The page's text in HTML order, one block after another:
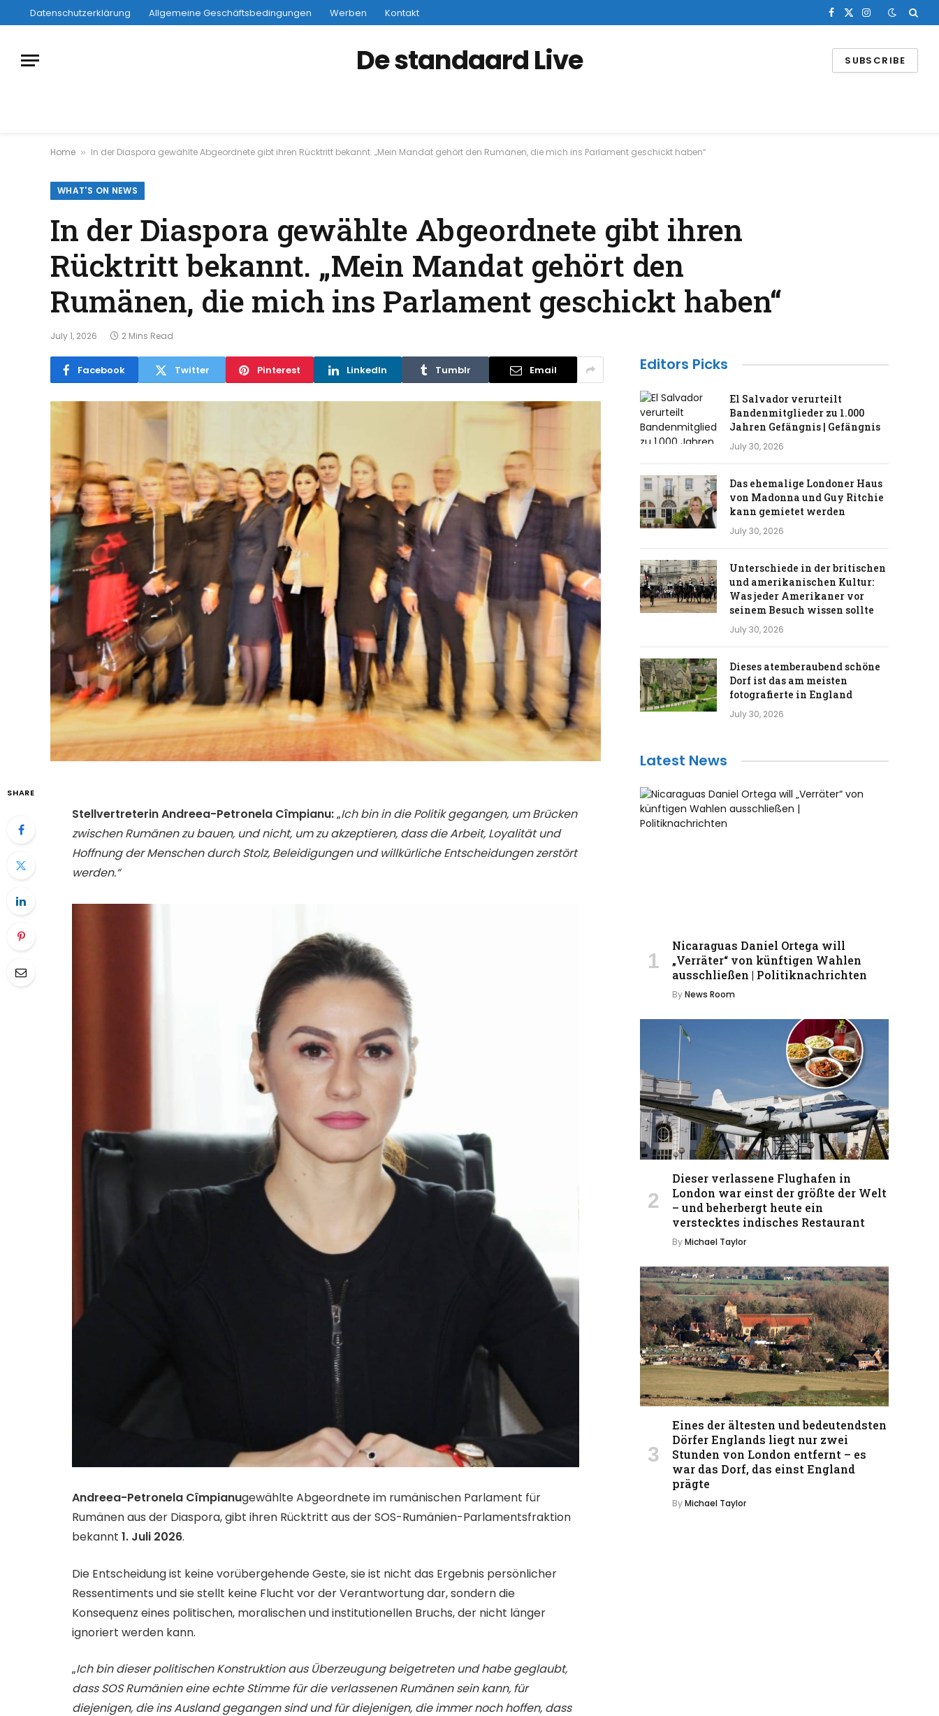
Datenschutzerklärung Allgemeine Geschäftsbedingungen Werben Kontakt Facebook
X
Instagram
De standaard Live SUBSCRIBE
Home » In der Diaspora gewählte Abgeordnete gibt ihren Rücktritt bekannt. „Mein Mandat gehört den Rumänen, die mich ins Parlament geschickt haben“
WHAT'S ON NEWS
In der Diaspora gewählte Abgeordnete gibt ihren
Rücktritt bekannt. „Mein Mandat gehört den
Rumänen, die mich ins Parlament geschickt haben“
July 1, 2026 2 Mins Read
Facebook Twitter Pinterest LinkedIn Tumblr Email
SHARE
Stellvertreterin Andreea-Petronela Cîmpianu:„Ich bin in die Politik gegangen, um Brücken
zwischen Rumänen zu bauen, und nicht, um zu akzeptieren, dass die Arbeit, Loyalität und
Hoffnung der Menschen durch Stolz, Beleidigungen und willkürliche Entscheidungen zerstört
werden.“
Andreea-Petronela Cîmpianugewählte Abgeordnete im rumänischen Parlament für
Rumänen aus der Diaspora, gibt ihren Rücktritt aus der SOS-Rumänien-Parlamentsfraktion
bekannt 1. Juli 2026.
Die Entscheidung ist keine vorübergehende Geste, sie ist nicht das Ergebnis persönlicher
Ressentiments und sie stellt keine Flucht vor der Verantwortung dar, sondern die
Konsequenz eines politischen, moralischen und institutionellen Bruchs, der nicht länger
ignoriert werden kann.
„Ich bin dieser politischen Konstruktion aus Überzeugung beigetreten und habe geglaubt,
dass SOS Rumänien eine echte Stimme für die verlassenen Rumänen sein kann, für
diejenigen, die ins Ausland gegangen sind und für diejenigen, die immer noch hoffen, dass
Editors Picks
El Salvador verurteilt
Bandenmitglieder zu 1.000
Jahren Gefängnis | Gefängnis
July 30, 2026
Das ehemalige Londoner Haus
von Madonna und Guy Ritchie
kann gemietet werden
July 30, 2026
Unterschiede in der britischen
und amerikanischen Kultur:
Was jeder Amerikaner vor
seinem Besuch wissen sollte
July 30, 2026
Dieses atemberaubend schöne
Dorf ist das am meisten
fotografierte in England
July 30, 2026
Latest News
Nicaraguas Daniel Ortega will
„Verräter“ von künftigen Wahlen
ausschließen | Politiknachrichten
ByNews Room
Dieser verlassene Flughafen in
London war einst der größte der Welt
– und beherbergt heute ein
verstecktes indisches Restaurant
ByMichael Taylor
Eines der ältesten und bedeutendsten
Dörfer Englands liegt nur zwei
Stunden von London entfernt – es
war das Dorf, das einst England
prägte
ByMichael Taylor